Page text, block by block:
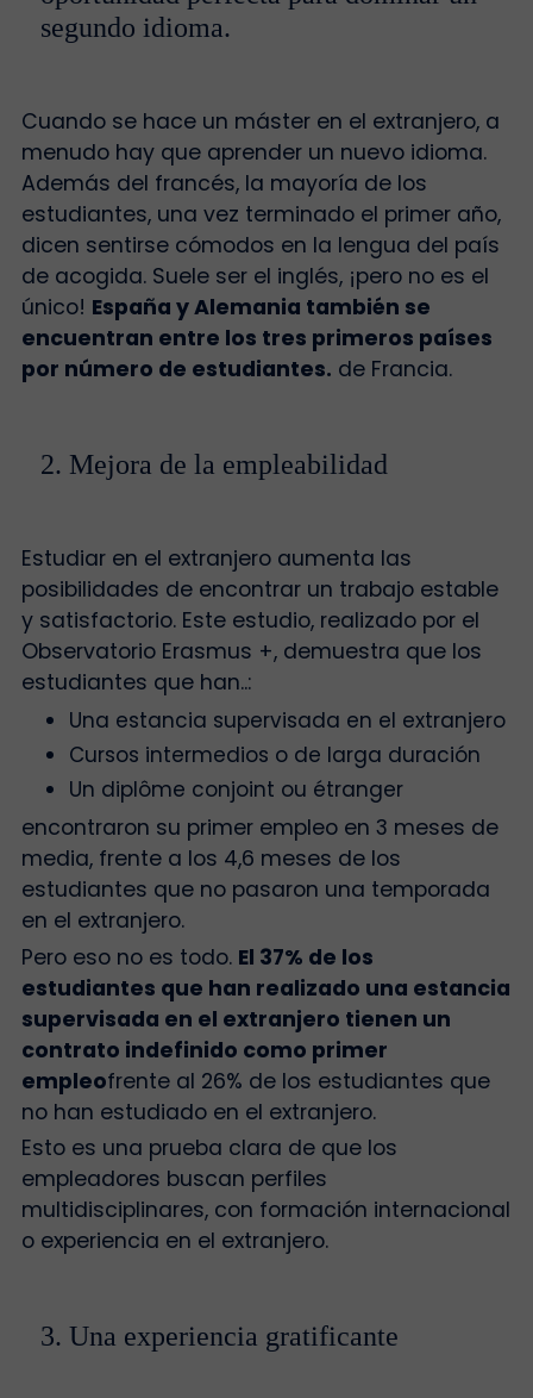
segundo idioma.
Cuando se hace un máster en el extranjero, a
menudo hay que aprender un nuevo idioma.
Además del francés, la mayoría de los
estudiantes, una vez terminado el primer año,
dicen sentirse cómodos en la lengua del país
de acogida. Suele ser el inglés, ¡pero no es el
único! España y Alemania también se
encuentran entre los tres primeros países
por número de estudiantes. de Francia.
2. Mejora de la empleabilidad
Estudiar en el extranjero aumenta las
posibilidades de encontrar un trabajo estable
y satisfactorio. Este estudio, realizado por el
Observatorio Erasmus +, demuestra que los
estudiantes que han..:
Una estancia supervisada en el extranjero
Cursos intermedios o de larga duración
Un diplôme conjoint ou étranger
encontraron su primer empleo en 3 meses de
media, frente a los 4,6 meses de los
estudiantes que no pasaron una temporada
en el extranjero.
Pero eso no es todo. El 37% de los
estudiantes que han realizado una estancia
supervisada en el extranjero tienen un
contrato indefinido como primer
empleofrente al 26% de los estudiantes que
no han estudiado en el extranjero.
Esto es una prueba clara de que los
empleadores buscan perfiles
multidisciplinares, con formación internacional
o experiencia en el extranjero.
3. Una experiencia gratificante